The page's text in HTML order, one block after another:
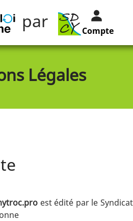
par Compte
Légales
est édité par le Syndicat